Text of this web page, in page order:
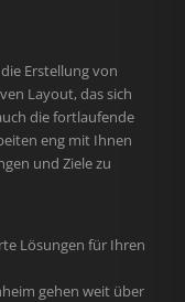
Erstellung von
Layout, das sich
die fortlaufende
eng mit Ihnen
und Ziele zu
Lösungen für Ihren
gehen weit über